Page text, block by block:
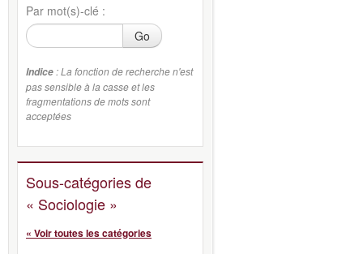
Par mot(s)-clé :
Go
Indice : La fonction de recherche n'est
pas sensible à la casse et les
fragmentations de mots sont
acceptées
Sous-catégories de
« Sociologie »
« Voir toutes les catégories